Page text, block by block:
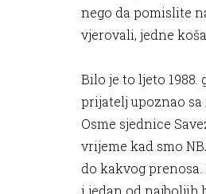
nego da pomislite
vjerovali, jedne
Bilo je to ljeto 1988.
prijatelj upoznao
Osme sjednice
vrijeme kad smo
do kakvog